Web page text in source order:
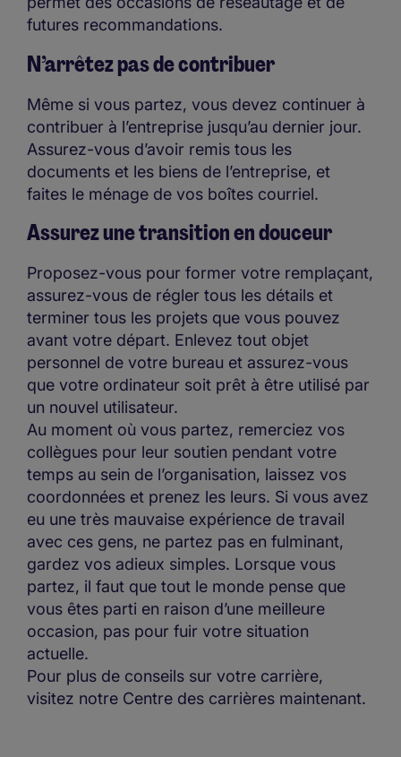
futures recommandations.
N’arrêtez pas de contribuer
Même si vous partez, vous devez continuer à
contribuer à l’entreprise jusqu’au dernier jour.
Assurez-vous d’avoir remis tous les
documents et les biens de l’entreprise, et
faites le ménage de vos boîtes courriel.
Assurez une transition en douceur
Proposez-vous pour former votre remplaçant,
assurez-vous de régler tous les détails et
terminer tous les projets que vous pouvez
avant votre départ. Enlevez tout objet
personnel de votre bureau et assurez-vous
que votre ordinateur soit prêt à être utilisé par
un nouvel utilisateur.
Au moment où vous partez, remerciez vos
collègues pour leur soutien pendant votre
temps au sein de l’organisation, laissez vos
coordonnées et prenez les leurs. Si vous avez
eu une très mauvaise expérience de travail
avec ces gens, ne partez pas en fulminant,
gardez vos adieux simples. Lorsque vous
partez, il faut que tout le monde pense que
vous êtes parti en raison d’une meilleure
occasion, pas pour fuir votre situation
actuelle.
Pour plus de conseils sur votre carrière,
visitez notre Centre des carrières maintenant.